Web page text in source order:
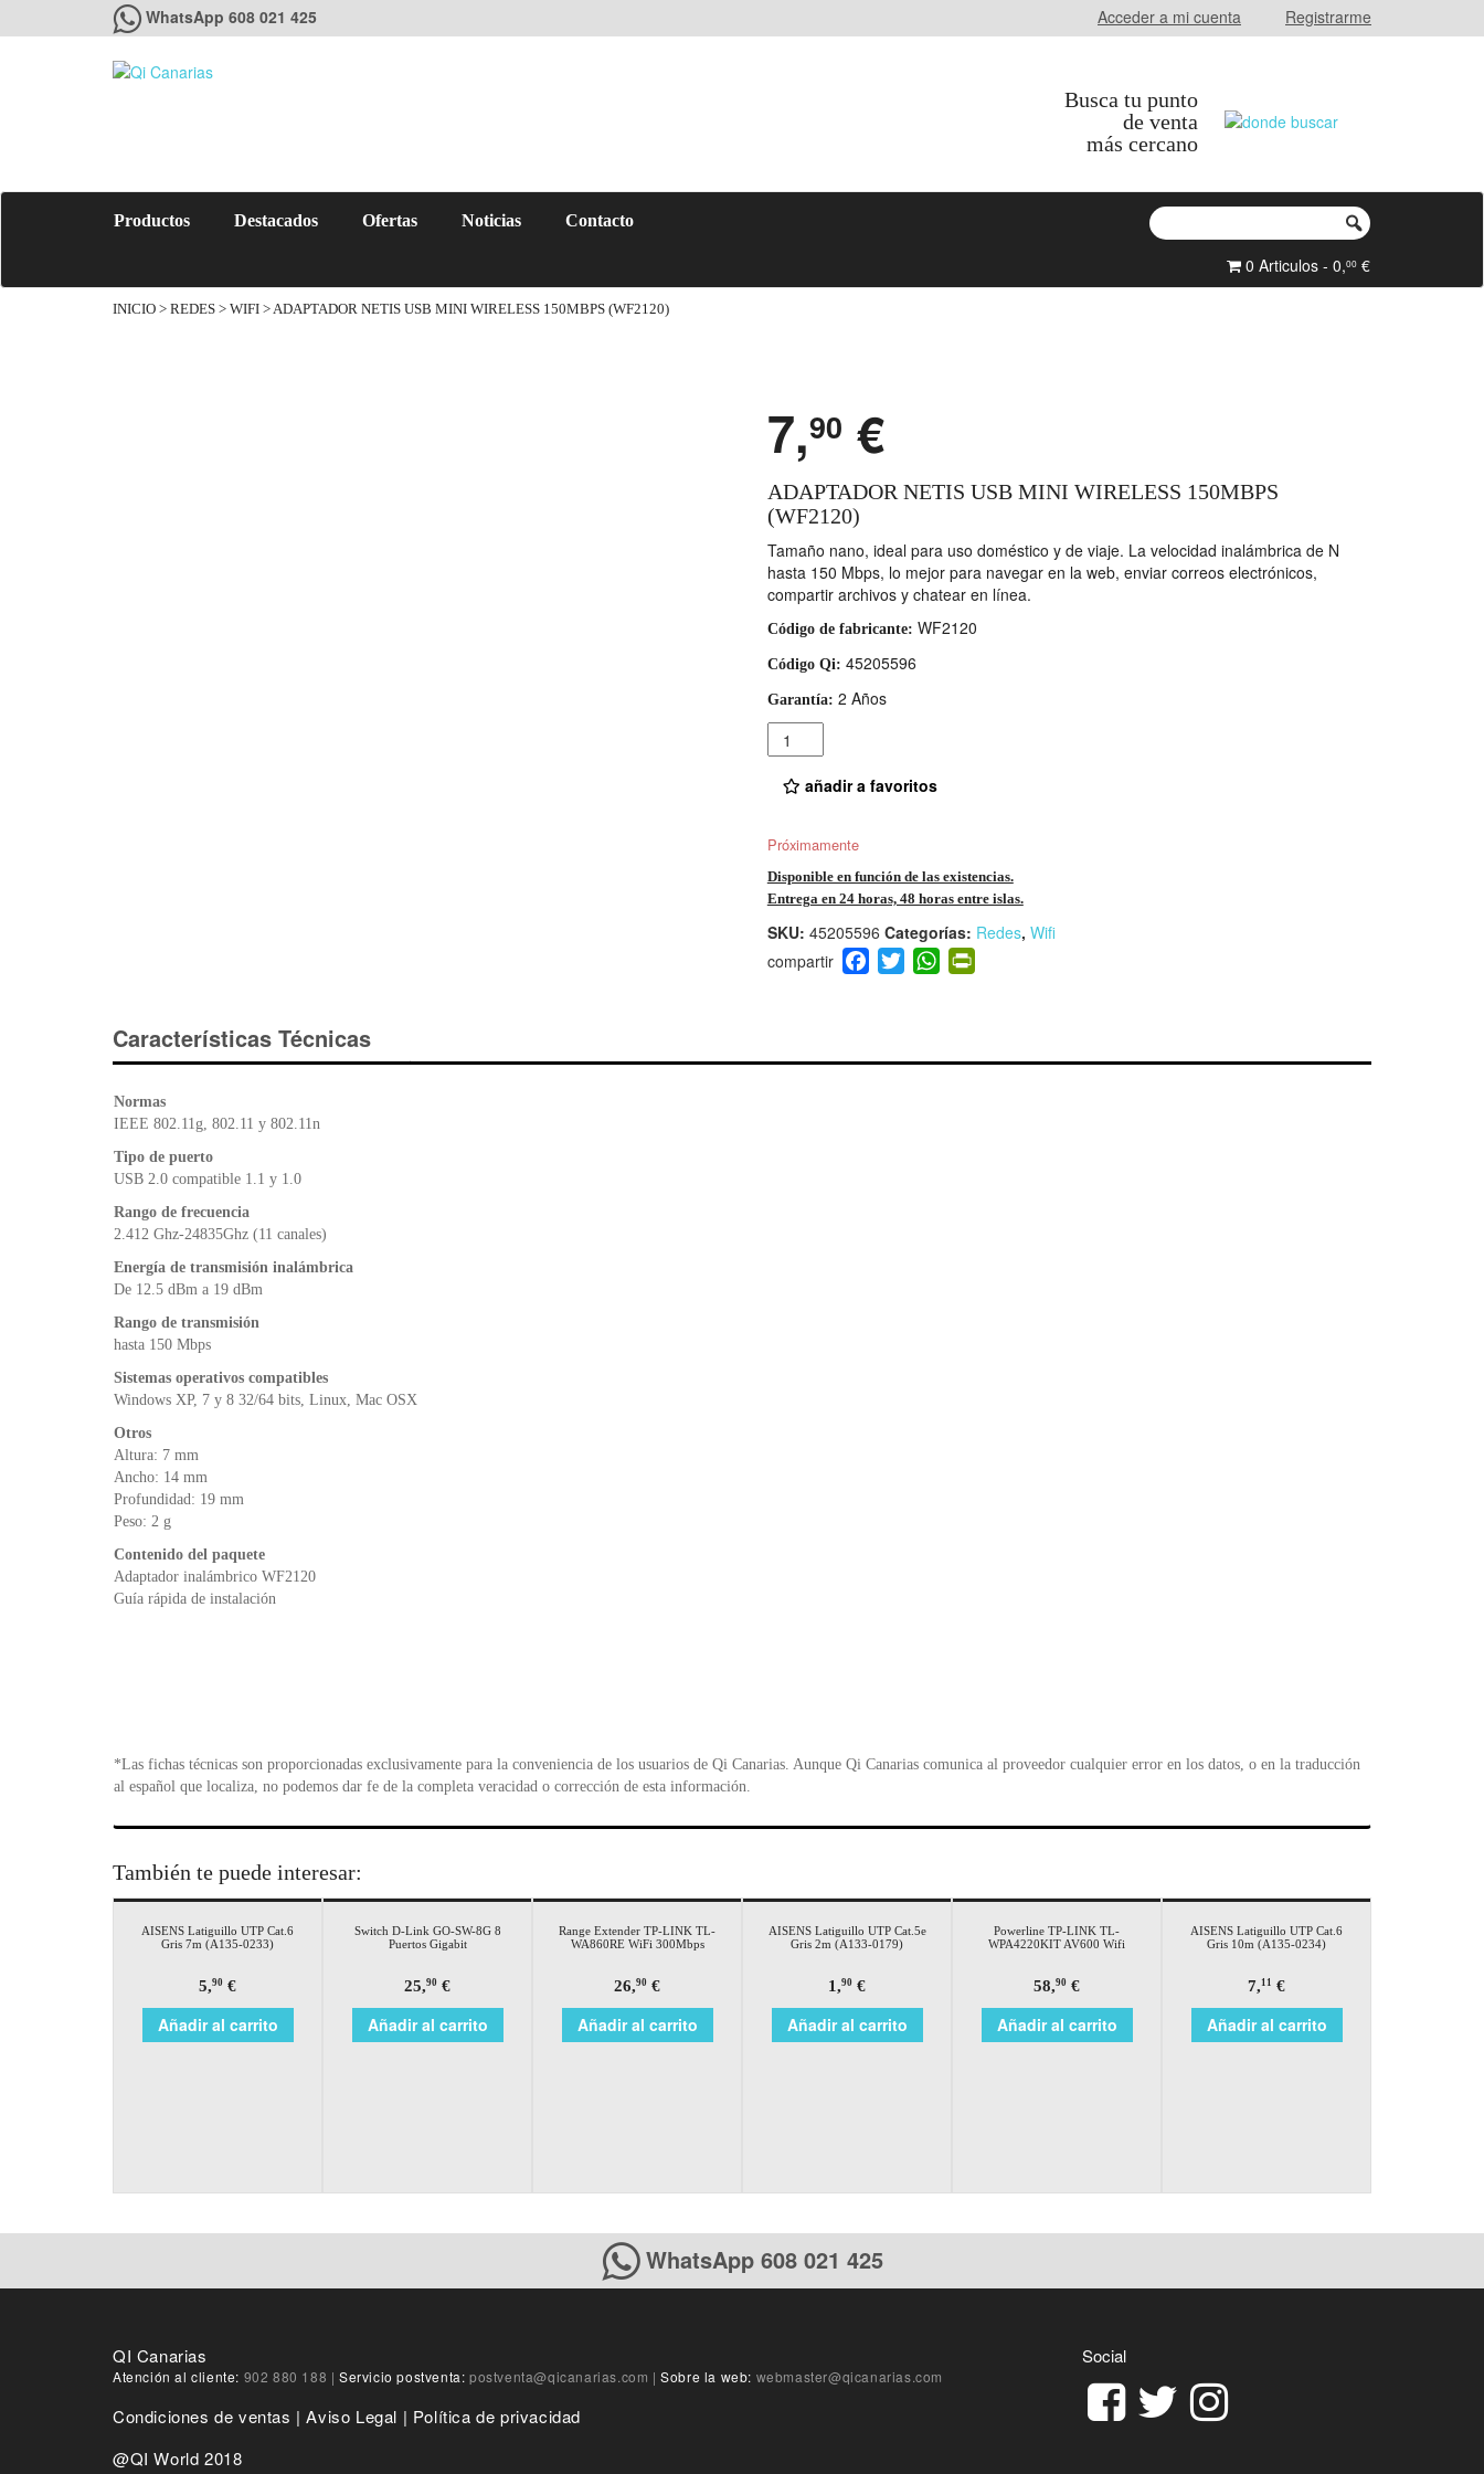
WhatsApp 608 021 425 Acceder a mi cuenta Registrarme
Busca tu punto
de venta
más cercano
Productos Destacados Ofertas Noticias Contacto
0 Articulos - 0,00 €
INICIO > REDES > WIFI > ADAPTADOR NETIS USB MINI WIRELESS 150MBPS (WF2120)
7,90 €
ADAPTADOR NETIS USB MINI WIRELESS 150MBPS
(WF2120)
Tamaño nano, ideal para uso doméstico y de viaje. La velocidad inalámbrica de N
hasta 150 Mbps, lo mejor para navegar en la web, enviar correos electrónicos,
compartir archivos y chatear en línea.
Código de fabricante: WF2120
Código Qi: 45205596
Garantía: 2 Años
Cantidad
añadir a favoritos
Próximamente
Disponible en función de las existencias.
Entrega en 24 horas, 48 horas entre islas.
SKU: 45205596 Categorías: Redes, Wifi
F
a
b
T
wi
W
h
A
Pr
in
e
Características Técnicas
Normas
IEEE 802.11g, 802.11 y 802.11n
Tipo de puerto
USB 2.0 compatible 1.1 y 1.0
Rango de frecuencia
2.412 Ghz-24835Ghz (11 canales)
Energía de transmisión inalámbrica
De 12.5 dBm a 19 dBm
Rango de transmisión
hasta 150 Mbps
Sistemas operativos compatibles
Windows XP, 7 y 8 32/64 bits, Linux, Mac OSX
Otros
Altura: 7 mm
Ancho: 14 mm
Profundidad: 19 mm
Peso: 2 g
Contenido del paquete
Adaptador inalámbrico WF2120
Guía rápida de instalación
*Las fichas técnicas son proporcionadas exclusivamente para la conveniencia de los usuarios de Qi Canarias. Aunque Qi Canarias comunica al proveedor cualquier error en los datos, o en la traducción
al español que localiza, no podemos dar fe de la completa veracidad o corrección de esta información.
También te puede interesar:
AISENS Latiguillo UTP Cat.6
Gris 7m (A135-0233)
5,90 €
Añadir al carrito
Switch D-Link GO-SW-8G 8
Puertos Gigabit
25,90 €
Añadir al carrito
Range Extender TP-LINK TL-
WA860RE WiFi 300Mbps
26,90 €
Añadir al carrito
AISENS Latiguillo UTP Cat.5e
Gris 2m (A133-0179)
1,90 €
Añadir al carrito
Powerline TP-LINK TL-
WPA4220KIT AV600 Wifi
58,90 €
Añadir al carrito
AISENS Latiguillo UTP Cat.6
Gris 10m (A135-0234)
7,11 €
Añadir al carrito
WhatsApp 608 021 425
Social
QI Canarias
Atención al cliente: 902 880 188 | Servicio postventa:postventa@qicanarias.com | Sobre la web: webmaster@qicanarias.com
Condiciones de ventas |Aviso Legal | Política de privacidad
@QI World 2018